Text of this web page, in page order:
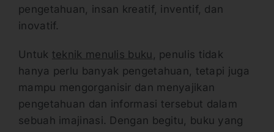
pengetahuan, insan kreatif, inventif, dan
inovatif.
Untuk teknik menulis buku , penulis tidak
hanya perlu banyak pengetahuan, tetapi juga
mampu mengorganisir dan menyajikan
pengetahuan dan informasi tersebut dalam
sebuah imajinasi. Dengan begitu, buku yang